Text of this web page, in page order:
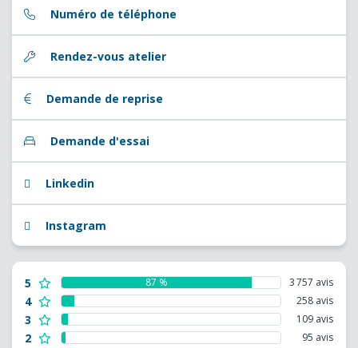
Numéro de téléphone
Rendez-vous atelier
Demande de reprise
Demande d'essai
Linkedin
Instagram
5 87 % 3 757 avis
4 258 avis
3 109 avis
2 95 avis